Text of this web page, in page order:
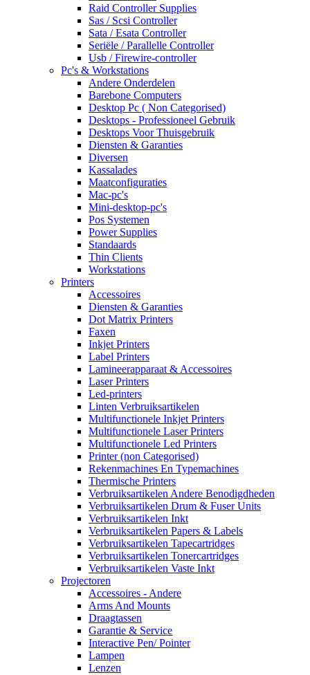
Raid Controller Supplies
Sas / Scsi Controller
Sata / Esata Controller
Seriële / Parallelle Controller
Usb / Firewire-controller
Pc's & Workstations
Andere Onderdelen
Barebone Computers
Desktop Pc ( Non Categorised)
Desktops - Professioneel Gebruik
Desktops Voor Thuisgebruik
Diensten & Garanties
Diversen
Kassalades
Maatconfiguraties
Mac-pc's
Mini-desktop-pc's
Pos Systemen
Power Supplies
Standaards
Thin Clients
Workstations
Printers
Accessoires
Diensten & Garanties
Dot Matrix Printers
Faxen
Inkjet Printers
Label Printers
Lamineerapparaat & Accessoires
Laser Printers
Led-printers
Linten Verbruiksartikelen
Multifunctionele Inkjet Printers
Multifunctionele Laser Printers
Multifunctionele Led Printers
Printer (non Categorised)
Rekenmachines En Typemachines
Thermische Printers
Verbruiksartikelen Andere Benodigdheden
Verbruiksartikelen Drum & Fuser Units
Verbruiksartikelen Inkt
Verbruiksartikelen Papers & Labels
Verbruiksartikelen Tapecartridges
Verbruiksartikelen Tonercartridges
Verbruiksartikelen Vaste Inkt
Projectoren
Accessoires - Andere
Arms And Mounts
Draagtassen
Garantie & Service
Interactive Pen/ Pointer
Lampen
Lenzen